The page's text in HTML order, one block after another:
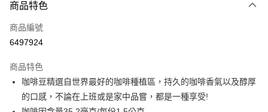
信用卡一次付款
Apple Pay
運送方式
常溫宅配
商品特色
商品編號
6497924
商品特色
咖啡豆精選自世界最好的咖啡種植區，持久的咖啡香氣以及醇厚
的口感，不論在上班或是家中品嘗，都是一種享受!